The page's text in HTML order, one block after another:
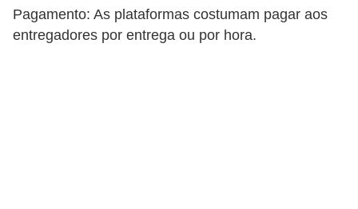
Pagamento: As plataformas costumam pagar aos
entregadores por entrega ou por hora.